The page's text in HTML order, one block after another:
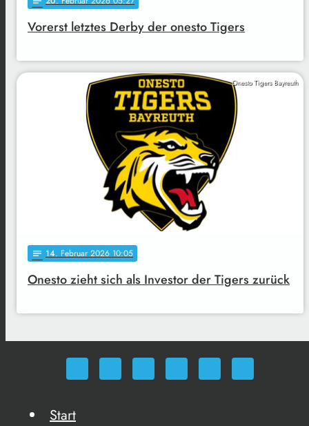
Vorerst letztes Derby der onesto Tigers
Onesto Tigers Bayreuth
notes 14. Februar 2026 10:05
Onesto zieht sich als Investor der Tigers zurück
Start